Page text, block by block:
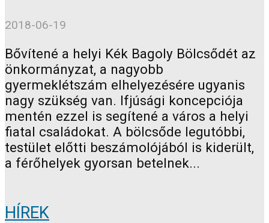
2018-06-19
Bővítené a helyi Kék Bagoly Bölcsődét az
önkormányzat, a nagyobb
gyermeklétszám elhelyezésére ugyanis
nagy szükség van. Ifjúsági koncepciója
mentén ezzel is segítené a város a helyi
fiatal családokat. A bölcsőde legutóbbi,
testület előtti beszámolójából is kiderült,
a férőhelyek gyorsan betelnek...
HÍREK